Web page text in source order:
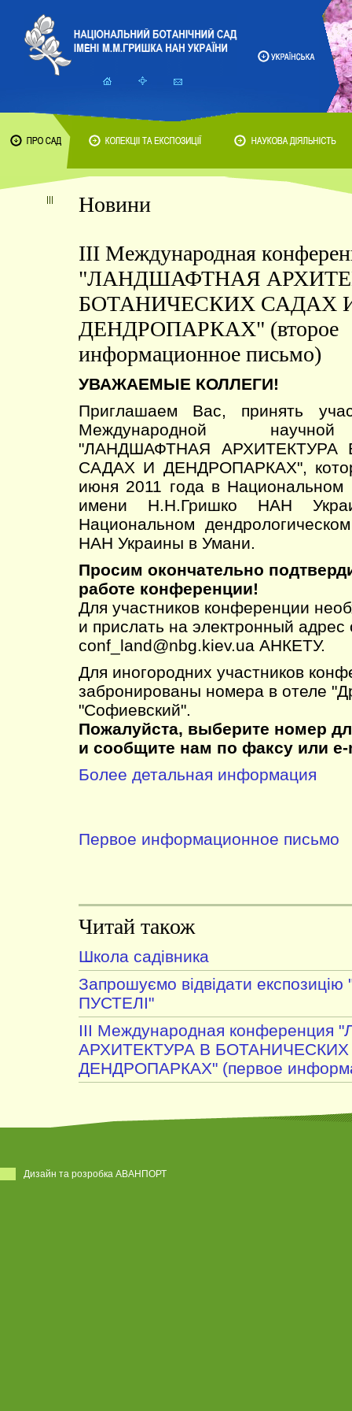
Новини
III Международная
"ЛАНДШАФТНАЯ
БОТАНИЧЕСКИХ САДАХ
ДЕНДРОПАРКАХ" (второе
информационное письмо)
УВАЖАЕМЫЕ КОЛЛЕГИ!
Приглашаем Вас, принять
Международной
"ЛАНДШАФТНАЯ АРХИТЕКТУРА
САДАХ И ДЕНДРОПАРКАХ",
июня 2011 года в Национальном
имени Н.Н.Гришко НАН
Национальном
НАН Украины в Умани.
Просим окончательно
работе конференции!
Для участников конференции
и прислать на электронный адрес
conf_land@nbg.kiev.ua АНКЕТУ.
Для иногородних участников
забронированы номера в отеле
"Софиевский".
Пожалуйста, выберите номер
и сообщите нам по факсу или e-
Более детальная информация
Первое информационное письмо
Читай також
Школа садівника
Запрошуємо відвідати
ПУСТЕЛІ"
III Международная
АРХИТЕКТУРА В
ДЕНДРОПАРКАХ" (первое
Дизайн та розробка АВАНПОРТ